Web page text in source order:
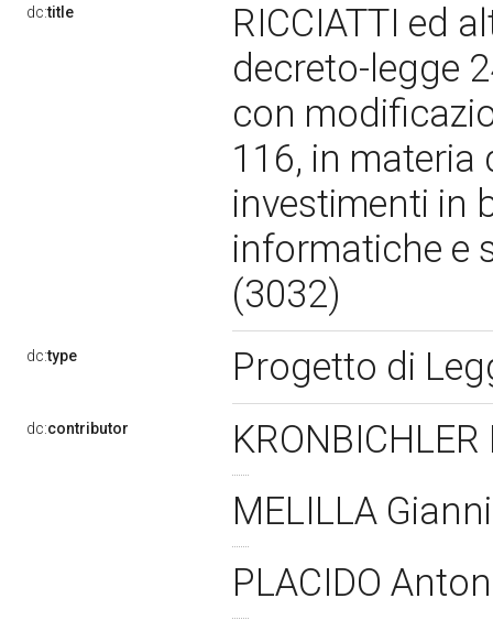
dc:title
RICCIATTI ed
decreto-legge
con
116, in
investimenti in
informatiche e
(3032)
dc:type Progetto di
dc:contributor
MELILLA
PLACIDO